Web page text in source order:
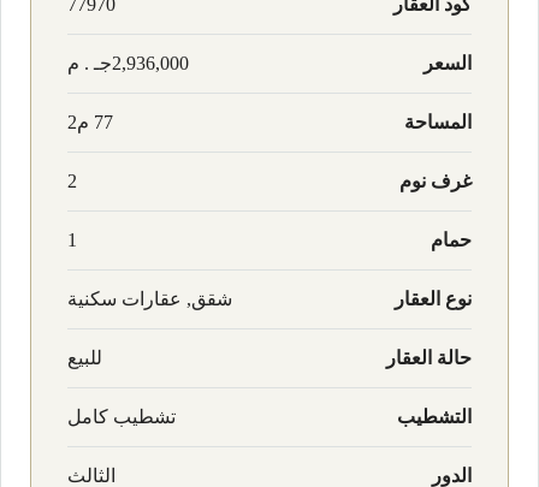
كود العقار 77970
السعر 2,936,000جـ . م
المساحة 77 م2
غرف نوم 2
حمام 1
نوع العقار شقق, عقارات سكنية
حالة العقار للبيع
التشطيب تشطيب كامل
الدور الثالث